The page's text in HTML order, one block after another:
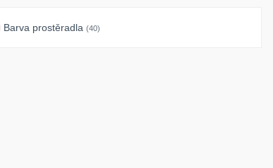
Barva prostěradla (40)